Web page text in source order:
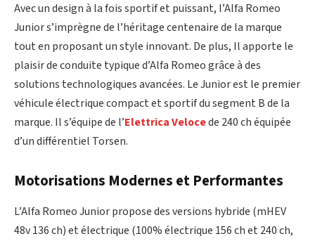
Avec un design à la fois sportif et puissant, l’Alfa Romeo
Junior s’imprègne de l’héritage centenaire de la marque
tout en proposant un style innovant. De plus, Il apporte le
plaisir de conduite typique d’Alfa Romeo grâce à des
solutions technologiques avancées. Le Junior est le premier
véhicule électrique compact et sportif du segment B de la
marque. Il s’équipe de l’Elettrica Velocede 240 ch équipée
d’un différentiel Torsen.
Motorisations Modernes et Performantes
L’Alfa Romeo Junior propose des versions hybride (mHEV
48v 136 ch) et électrique (100% électrique 156 ch et 240 ch,